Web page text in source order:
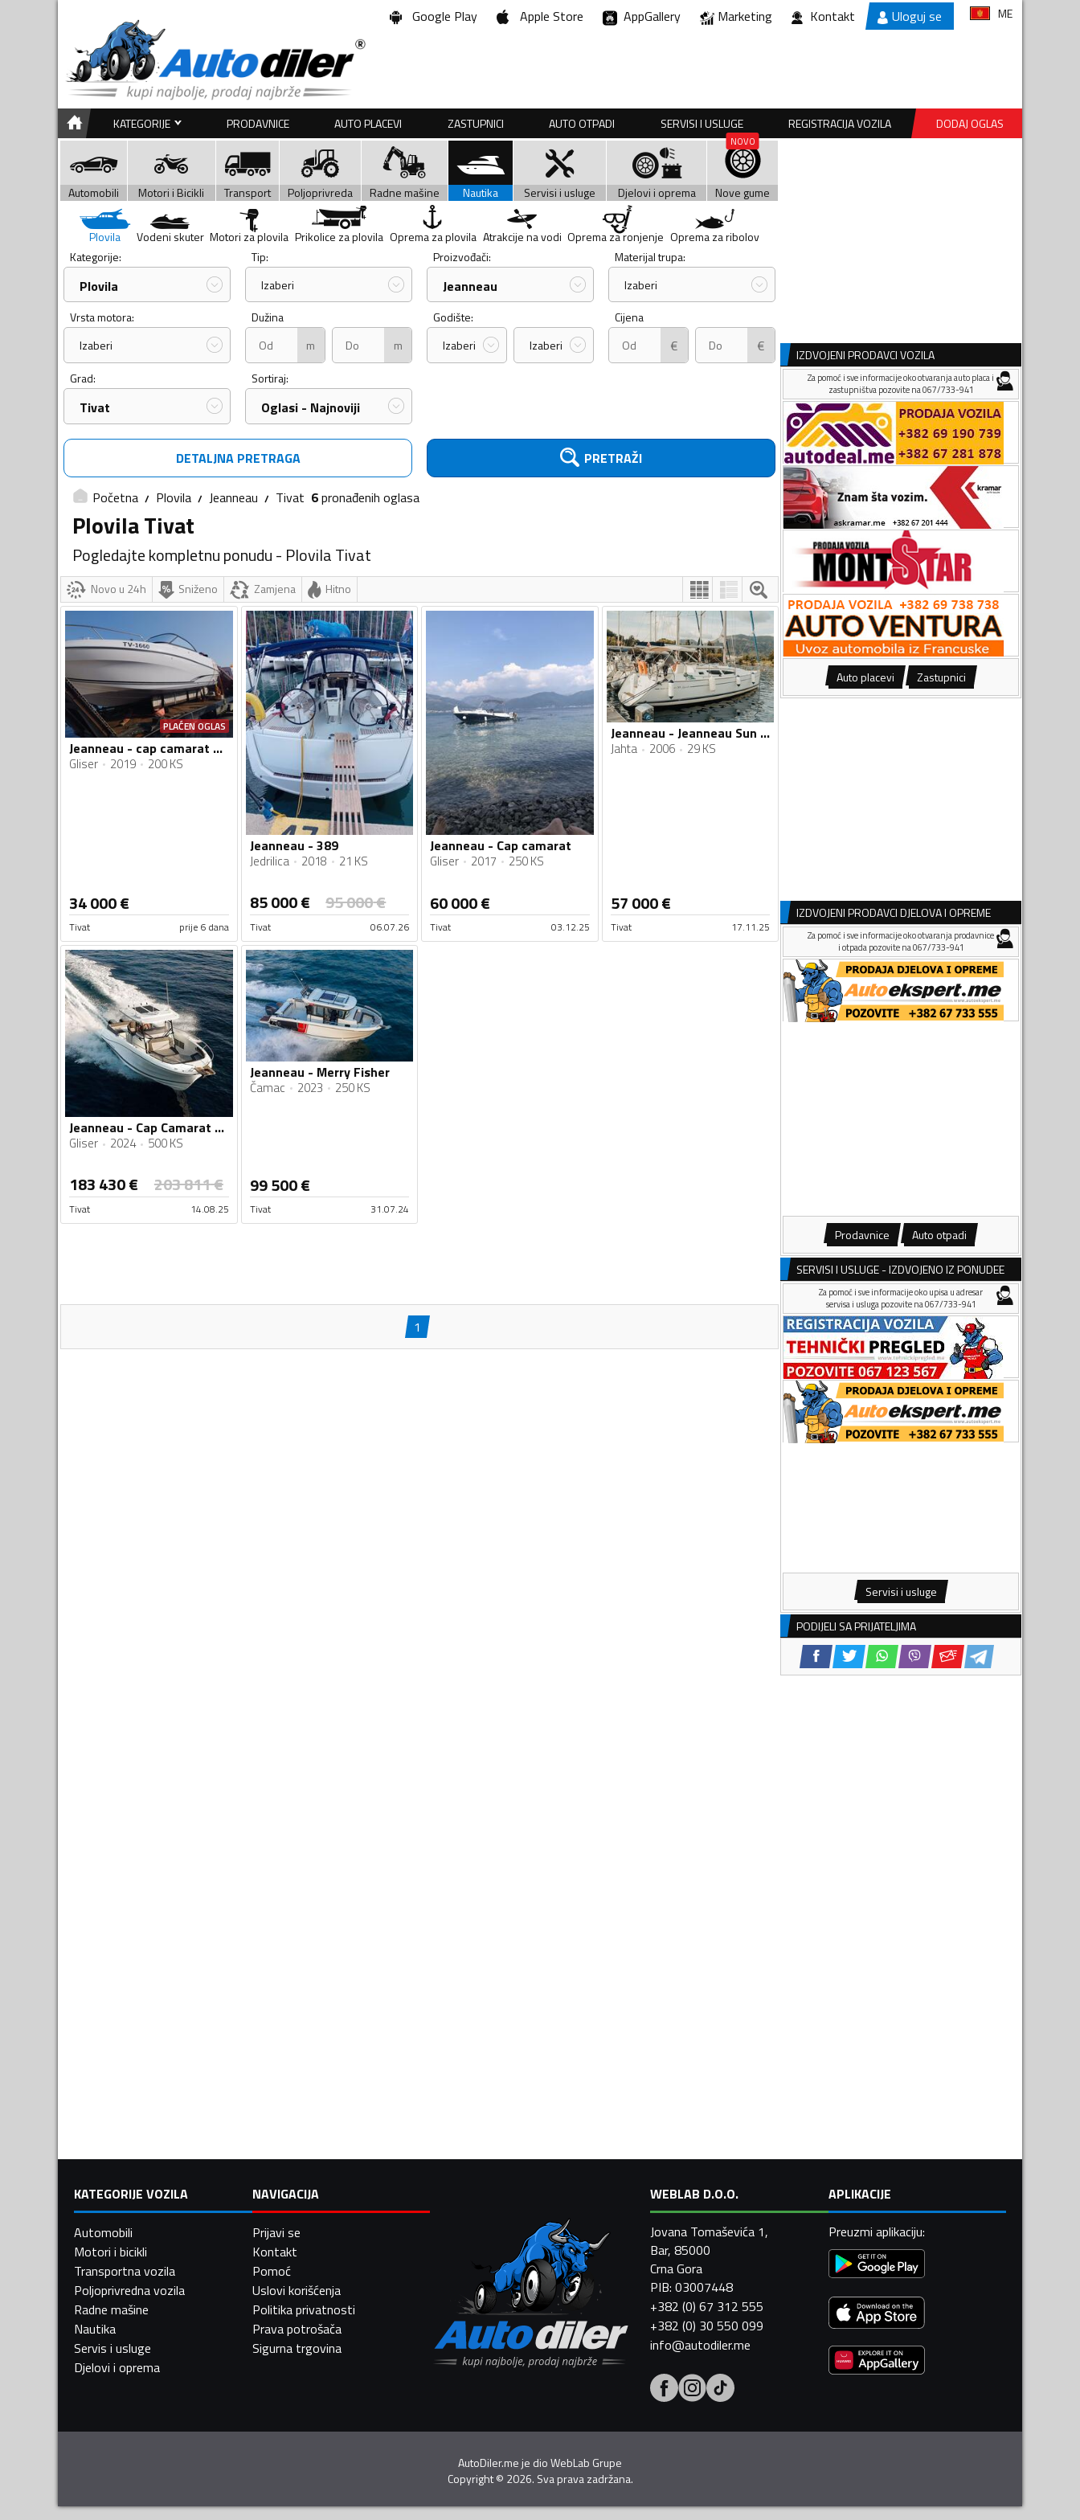
Google Play Apple Store AppGallery Marketing Kontakt Uloguj se ME
KATEGORIJE PRODAVNICE AUTO PLACEVI ZASTUPNICI AUTO OTPADI SERVISI I USLUGE REGISTRACIJA VOZILA DODAJ OGLAS
Automobili Motori i Bicikli Transport Poljoprivreda Radne mašine Nautika Servisi i usluge Djelovi i oprema Nove gume
Plovila Vodeni skuter Motori za plovila Prikolice za plovila Oprema za plovila Atrakcije na vodi Oprema za ronjenje Oprema za ribolov
Kategorije:
Plovila
Tip:
Izaberi
Proizvođači:
Jeanneau
Materijal trupa:
Izaberi
Vrsta motora:
Izaberi
Dužina
m
m
Godište:
Izaberi
Izaberi
Cijena
€ €
Grad:
Tivat
Sortiraj:
Oglasi - Najnoviji
DETALJNA PRETRAGA PRETRAŽI
Početna Plovila Jeanneau Tivat 6pronađenih oglasa
Plovila Tivat
Pogledajte kompletnu ponudu - Plovila Tivat
Novo u 24h Sniženo Zamjena Hitno
PLAĆEN OGLAS
Jeanneau - cap camarat 6.5 BR
Gliser 2019 200 KS
34 000€
Tivat prije 6 dana
Jeanneau - 389
Jedrilica 2018 21 KS
85 000€ 95 000€
Tivat 06.07.26
Jeanneau - Cap camarat
Gliser 2017 250 KS
60 000€
Tivat 03.12.25
Jeanneau - Jeanneau Sun Odyssey 35 legend
Jahta 2006 29 KS
57 000€
Tivat 17.11.25
Jeanneau - Cap Camarat 9.0 CC
Gliser 2024 500 KS
183 430€ 203 811€
Tivat 14.08.25
Jeanneau - Merry Fisher
Čamac 2023 250 KS
99 500€
Tivat 31.07.24
1
IZDVOJENI PRODAVCI VOZILA
Za pomoć i sve informacije oko otvaranja auto placa i
zastupništva pozovite na 067/733-941
Auto placevi Zastupnici
IZDVOJENI PRODAVCI DJELOVA I OPREME
Za pomoć i sve informacije oko otvaranja prodavnice
i otpada pozovite na 067/733-941
Prodavnice Auto otpadi
SERVISI I USLUGE - IZDVOJENO IZ PONUDEE
Za pomoć i sve informacije oko upisa u adresar
servisa i usluga pozovite na 067/733-941
Servisi i usluge
PODIJELI SA PRIJATELJIMA
KATEGORIJE VOZILA
Automobili
Motori i bicikli
Transportna vozila
Poljoprivredna vozila
Radne mašine
Nautika
Servis i usluge
Djelovi i oprema
NAVIGACIJA
Prijavi se
Kontakt
Pomoć
Uslovi korišćenja
Politika privatnosti
Prava potrošača
Sigurna trgovina
WEBLAB D.O.O.
Jovana Tomaševića 1,
Bar, 85000
Crna Gora
PIB: 03007448
+382 (0) 67 312 555
+382 (0) 30 550 099
info@autodiler.me
APLIKACIJE
Preuzmi aplikaciju:
AutoDiler.me je dioWebLab Grupe
Copyright© 2026. Sva prava zadržana.